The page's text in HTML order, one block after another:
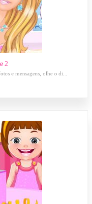
2
e mensagens, olhe o di...